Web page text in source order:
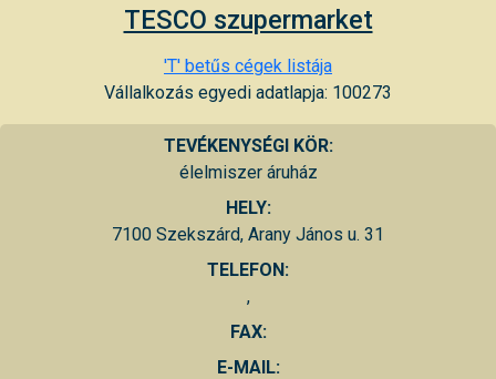
TESCO szupermarket
'T' betűs cégek listája
Vállalkozás egyedi adatlapja: 100273
TEVÉKENYSÉGI KÖR:
élelmiszer áruház
HELY:
7100 Szekszárd, Arany János u. 31
TELEFON:
,
FAX:
E-MAIL: